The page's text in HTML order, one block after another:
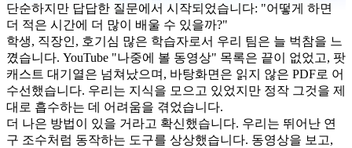
단순하지만 답답한 질문에서 시작되었습니다: "어떻게 하면
더 적은 시간에 더 많이 배울 수 있을까?"
학생, 직장인, 호기심 많은 학습자로서 우리 팀은 늘 벅참을 느
꼈습니다. YouTube "나중에 볼 동영상" 목록은 끝이 없었고, 팟
캐스트 대기열은 넘쳐났으며, 바탕화면은 읽지 않은 PDF로 어
수선했습니다. 우리는 지식을 모으고 있었지만 정작 그것을 제
대로 흡수하는 데 어려움을 겪었습니다.
더 나은 방법이 있을 거라고 확신했습니다. 우리는 뛰어난 연
구 조수처럼 동작하는 도구를 상상했습니다. 동영상을 보고,